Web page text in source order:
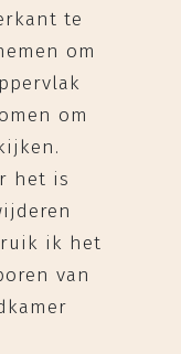
te
om
om
het is
ik het
van